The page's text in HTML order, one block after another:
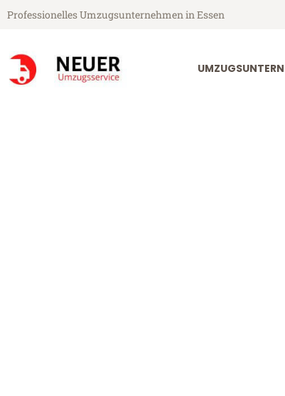
Professionelles Umzugsunternehmen in Essen